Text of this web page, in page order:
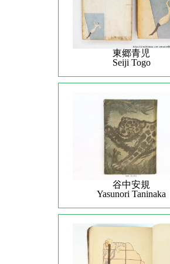
東郷青児
Seiji Togo
谷中安規
Yasunori Taninaka